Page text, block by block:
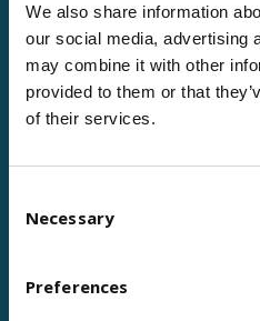
We also share information
our social media, advertising
may combine it with other
provided to them or that
of their services.
Selection
Necessary
Preferences
Et nous utiliserons
vous aider à
bonheur des clients